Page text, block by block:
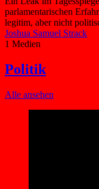
Politik
Alle ansehen